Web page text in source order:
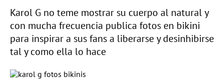
Karol G no teme mostrar su cuerpo al natural y
con mucha frecuencia publica fotos en bikini
para inspirar a sus fans a liberarse y desinhibirse
tal y como ella lo hace